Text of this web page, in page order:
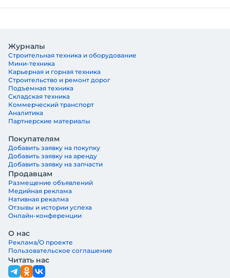
Журналы
Строительная техника и оборудование
Мини-техника
Карьерная и горная техника
Строительство и ремонт дорог
Подъемная техника
Складская техника
Коммерческий транспорт
Аналитика
Партнерские материалы
Покупателям
Добавить заявку на покупку
Добавить заявку на аренду
Добавить заявку на запчасти
Продавцам
Размещение объявлений
Медийная реклама
Нативная рекалма
Отзывы и истории успеха
Онлайн-конференции
О нас
Реклама/О проекте
Пользовательское соглашение
Читать нас